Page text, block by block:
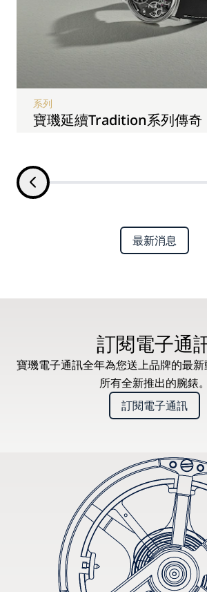
寶璣延續Tradition系列傳奇
系列
最新消息
訂閱電子通
寶璣電子通訊全年為您送上品牌的最
所有全新推出的腕錶。
訂閱電子通訊